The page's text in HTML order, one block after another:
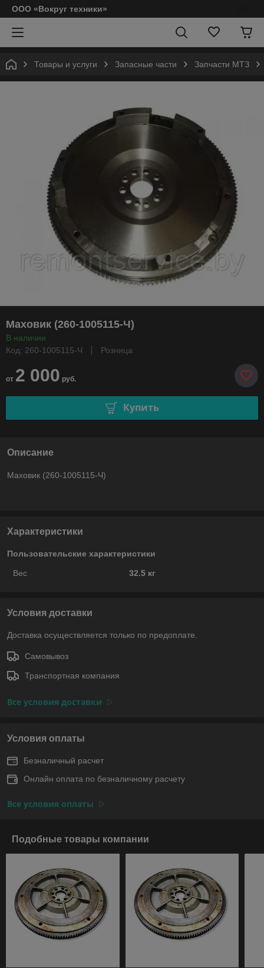
ООО «Вокруг техники»
Товары и услуги Запасные части Запчасти МТЗ
Маховик (260-1005115-Ч)
В наличии
Код: 260-1005115-Ч
Розница
от 2 000 руб.
Купить
Описание
Маховик (260-1005115-Ч)
Характеристики
Пользовательские характеристики
Вес 32.5 кг
Условия доставки
Доставка осуществляется только по предоплате.
Самовывоз
Транспортная компания
Все условия доставки
Условия оплаты
Безналичный расчет
Онлайн оплата по безналичному расчету
Все условия оплаты
Подобные товары компании